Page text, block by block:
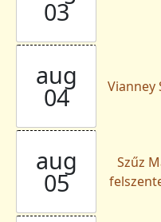
03
aug
04 Vianney
aug
05
Szűz